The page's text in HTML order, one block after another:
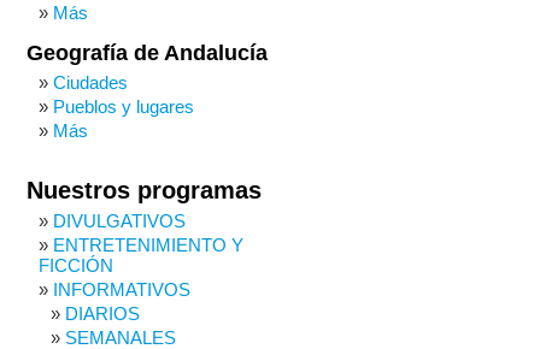
Más
Geografía de Andalucía
Ciudades
Pueblos y lugares
Más
Nuestros programas
DIVULGATIVOS
ENTRETENIMIENTO Y
FICCIÓN
INFORMATIVOS
DIARIOS
SEMANALES